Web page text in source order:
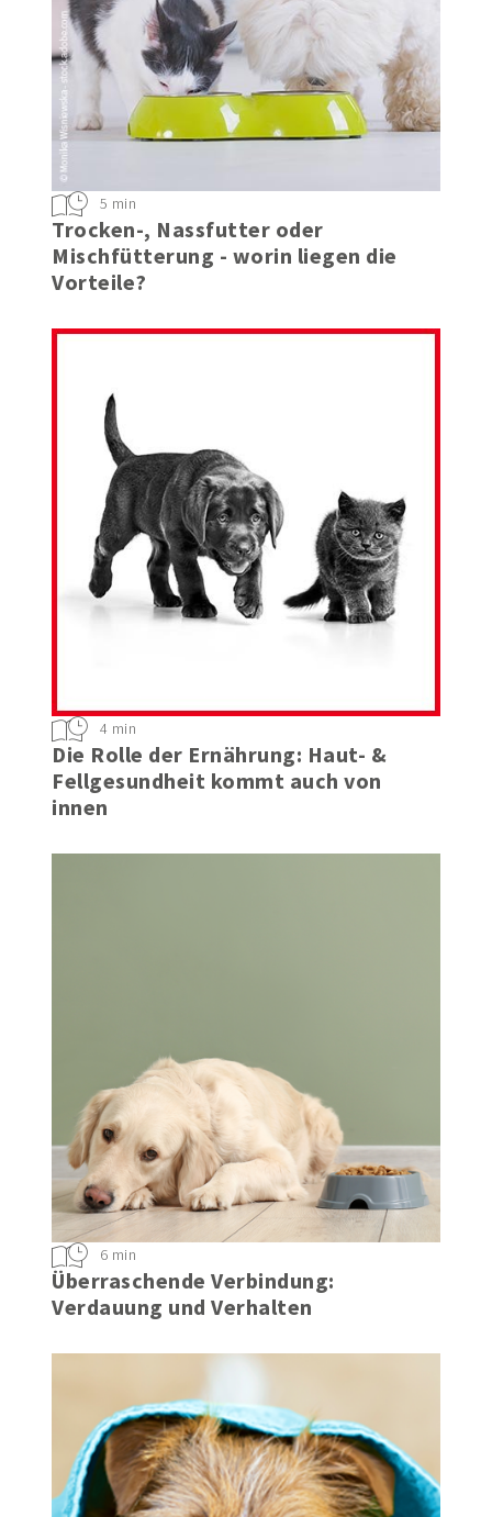
Trocken-, Nassfutter oder
Mischfütterung - worin liegen die
Vorteile?
5 min
Die Rolle der Ernährung: Haut- &
Fellgesundheit kommt auch von
innen
4 min
Überraschende Verbindung:
Verdauung und Verhalten
6 min